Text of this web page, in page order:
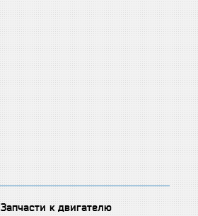
Запчасти к двигателю